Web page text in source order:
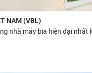
NAM (VBL)
nhà máy bia hiện đại nhất